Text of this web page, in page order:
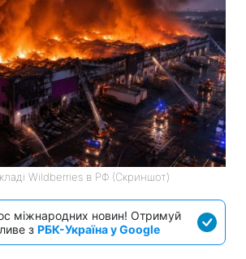
Wildberries в РФ (Скриншот)
міжнародних новин! Отримуй
з РБК-Україна у Google